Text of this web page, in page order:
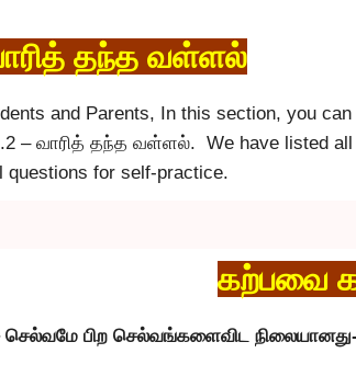
தந்த வள்ளல்
and Parents, In this section, you
– வாரித் தந்த வள்ளல். We have listed all
questions for self-practice.
கற்பவை
செல்வமே பிற செல்வங்களைவிட